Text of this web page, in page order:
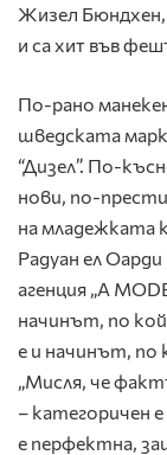
Жизел Бюндхен,
и са хит във
По-рано
шведската
“Дизел”. По-
нови, по-
на младежката
Радуан ел
агенция „A
начинът, по
е и начинът, по
„Мисля, че
– категоричен
е перфектна,